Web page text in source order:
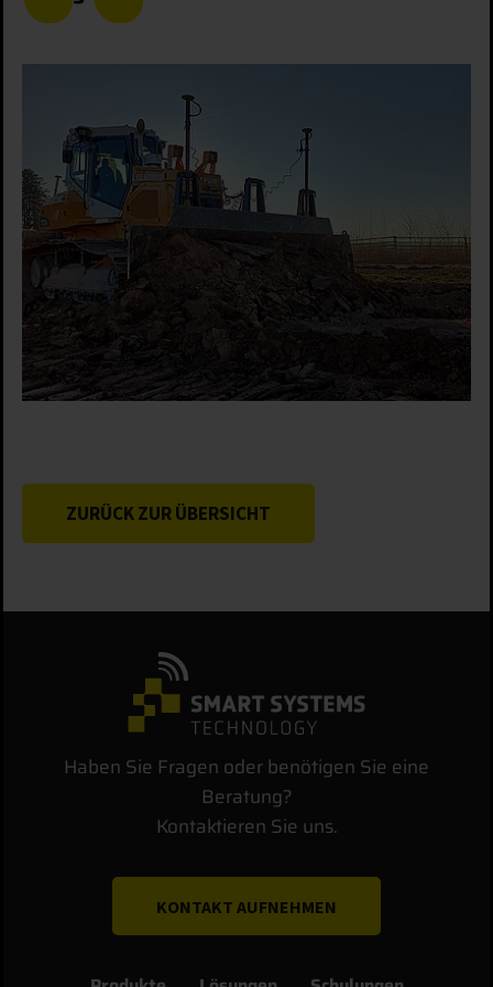
ZURÜCK ZUR ÜBERSICHT
Haben Sie Fragen oder benötigen Sie eine
Beratung?
Kontaktieren Sie uns.
KONTAKT AUFNEHMEN